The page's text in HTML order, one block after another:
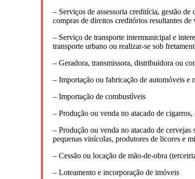
– Serviços de assessoria creditícia, gestão
compras de direitos creditórios resultantes
– Serviço de transporte intermunicipal e
transporte urbano ou realizar-se sob
– Geradora, transmissora, distribuidora ou
– Importação ou fabricação de automóveis e
– Importação de combustíveis
– Produção ou venda no atacado de
– Produção ou venda no atacado de
pequenas vinícolas, produtores de licores e
– Cessão ou locação de mão-de-obra
– Loteamento e incorporação de imóveis